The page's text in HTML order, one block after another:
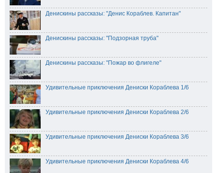
Денискины рассказы: "Денис Кораблев. Капитан"
Денискины рассказы: "Подзорная труба"
Денискины рассказы: "Пожар во флигеле"
Удивительные приключения Дениски Кораблева 1/6
Удивительные приключения Дениски Кораблева 2/6
Удивительные приключения Дениски Кораблева 3/6
Удивительные приключения Дениски Кораблева 4/6